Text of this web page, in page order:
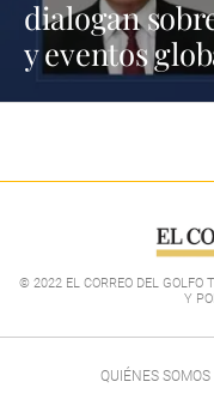
dialogan
y eventos
© 2022 EL CORREO DEL GOLFO
Y
QUIÉNES SOMOS